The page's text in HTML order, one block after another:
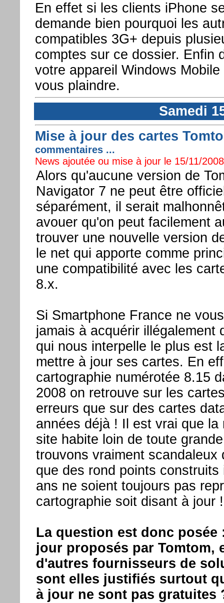
En effet si les clients iPhone
demande bien pourquoi les
compatibles 3G+ depuis
comptes sur ce dossier. Enfin
votre appareil Windows
vous plaindre.
Samedi
Mise à jour des cartes
commentaires ...
News ajoutée ou mise à jour le 15/11/
Alors qu'aucune version de
Navigator 7 ne peut être
séparément, il serait
avouer qu'on peut facilement
trouver une nouvelle version
le net qui apporte comme
une compatibilité avec les
8.x.
Si Smartphone France ne
jamais à acquérir illégalement
qui nous interpelle le plus est
mettre à jour ses cartes. En
cartographie numérotée 8.15
2008 on retrouve sur les
erreurs que sur des cartes
années déjà ! Il est vrai que la
site habite loin de toute
trouvons vraiment scandaleux
que des rond points
ans ne soient toujours pas
cartographie soit disant à jour !
La question est donc posée
jour proposés par Tomtom,
d'autres fournisseurs de
sont elles justifiés surtout
à jour ne sont pas gratuites